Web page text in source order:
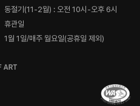
동절기(11-2월) : 오전 10시-오후 6시
휴관일
1월 1일/매주 월요일(공휴일 제외)